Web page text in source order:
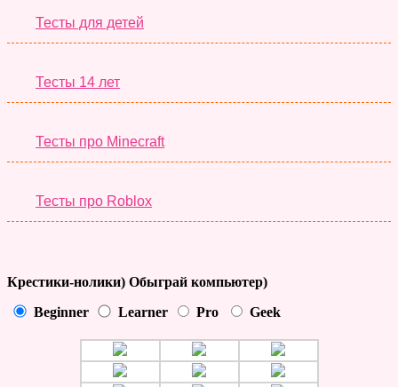
Тесты для детей
Тесты 14 лет
Тесты про Minecraft
Тесты про Roblox
Крестики-нолики) Обыграй компьютер)
Beginner Learner Pro Geek